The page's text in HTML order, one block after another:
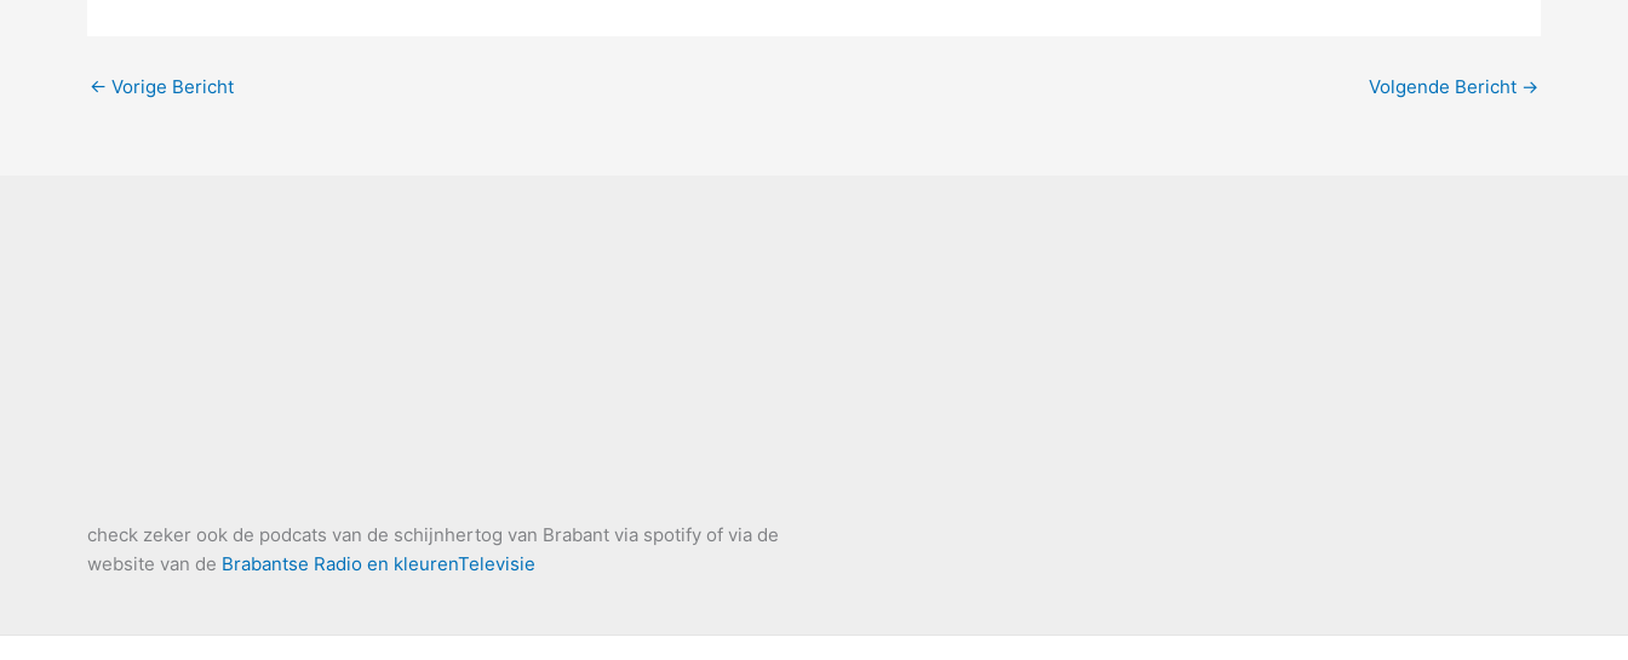
← Vorige Bericht Volgende Bericht →
check zeker ook de podcats van de schijnhertog van Brabant via spotify of via de
website van de Brabantse Radio en kleurenTelevisie